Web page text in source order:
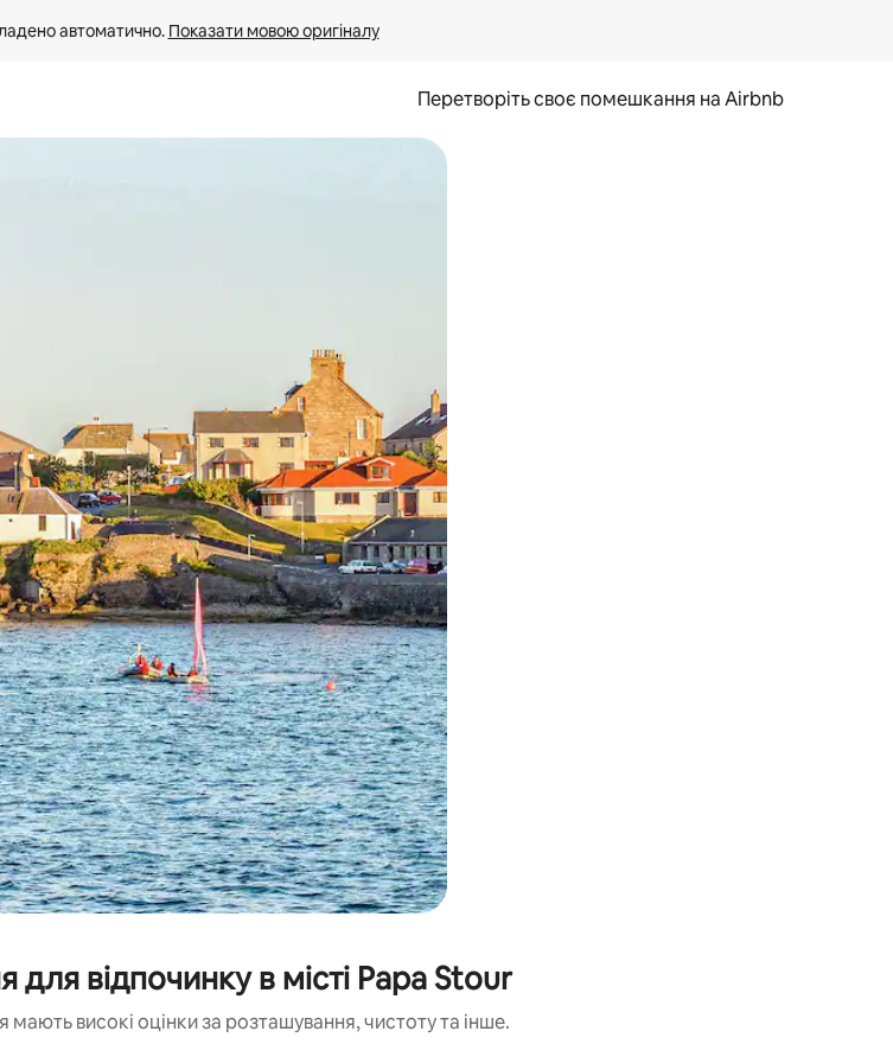
автоматично. Показати мовою оригіналу
Перетворіть своє помешкання на Airbnb
зі стрілками вгору та вниз або жести дотику та гортання.
відпочинку в місті Papa Stour
високі оцінки за розташування, чистоту та інше.